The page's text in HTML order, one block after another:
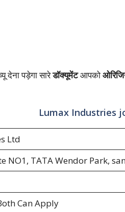
देना पड़ेगा सारेडॉक्यूमेंटआपको
Lumax Industries
Ltd
NO1, TATA Wendor Park,
Can Apply